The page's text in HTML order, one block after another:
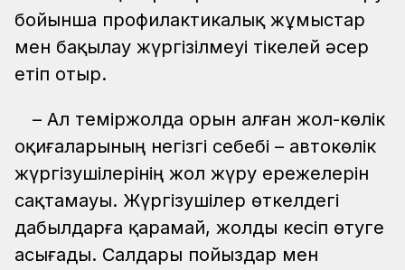
бойынша профилактикалық жұмыстар
мен бақылау жүргізілмеуі тікелей әсер
етіп отыр.
– Ал теміржолда орын алған жол-көлік
оқиғаларының негізгі себебі – автокөлік
жүргізушілерінің жол жүру ережелерін
сақтамауы. Жүргізушілер өткелдегі
дабылдарға қарамай, жолды кесіп өтуге
асығады. Салдары пойыздар мен